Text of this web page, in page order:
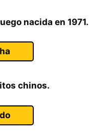
nacida en 1971.
chinos.